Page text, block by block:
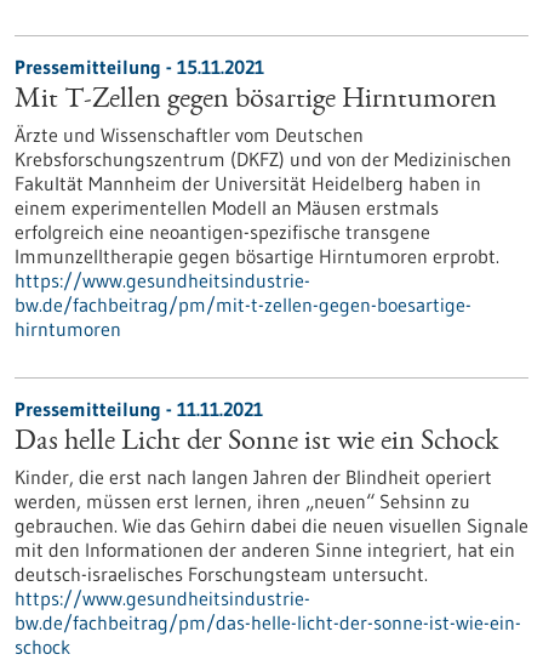
Pressemitteilung - 15.11.2021
Mit T-Zellen gegen bösartige Hirntumoren
Ärzte und Wissenschaftler vom Deutschen
Krebsforschungszentrum (DKFZ) und von der Medizinischen
Fakultät Mannheim der Universität Heidelberg haben in
einem experimentellen Modell an Mäusen erstmals
erfolgreich eine neoantigen-spezifische transgene
Immunzelltherapie gegen bösartige Hirntumoren erprobt.
https://www.gesundheitsindustrie-
bw.de/fachbeitrag/pm/mit-t-zellen-gegen-boesartige-
hirntumoren
Pressemitteilung - 11.11.2021
Das helle Licht der Sonne ist wie ein Schock
Kinder, die erst nach langen Jahren der Blindheit operiert
werden, müssen erst lernen, ihren „neuen“ Sehsinn zu
gebrauchen. Wie das Gehirn dabei die neuen visuellen Signale
mit den Informationen der anderen Sinne integriert, hat ein
deutsch-israelisches Forschungsteam untersucht.
https://www.gesundheitsindustrie-
bw.de/fachbeitrag/pm/das-helle-licht-der-sonne-ist-wie-ein-
schock